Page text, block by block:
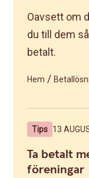
Oavsett om
du till dem
betalt.
Hem /
Tips 13
Ta betalt
föreningar